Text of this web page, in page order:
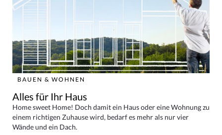
BAUEN & WOHNEN
Alles für Ihr Haus
Home sweet Home! Doch damit ein Haus oder eine Wohnung zu
einem richtigen Zuhause wird, bedarf es mehr als nur vier
Wände und ein Dach.